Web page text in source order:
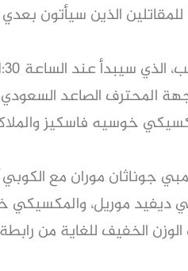
الذين سيأتون بعدي
المحترف الصاعد
خوسيه فاسكيز
جوناثان موران مع
ديفيد موريل، والمكسيكي
الخفيف للغاية من رابطة